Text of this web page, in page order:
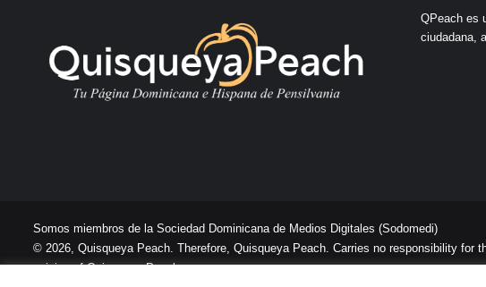
QPeach es
ciudadana,
Somos miembros de la Sociedad Dominicana de Medios Digitales (Sodomedi)
© 2026, Quisqueya Peach. Therefore, Quisqueya Peach. Carries no responsibility
opinion of Quisqueya Peach .